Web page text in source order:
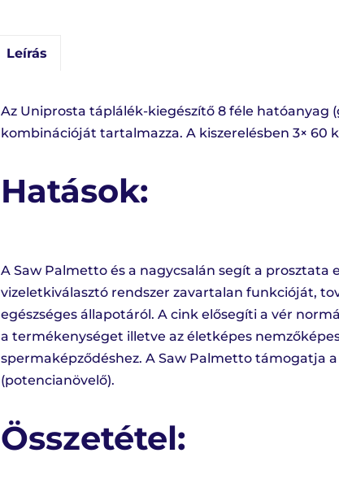
Leírás
Az Uniprosta táplálék-kiegészítő 8 féle hatóanyag
kombinációját tartalmazza. A kiszerelésben 3× 60
Hatások:
A Saw Palmetto és a nagycsalán segít a
vizeletkiválasztó rendszer zavartalan funkcióját,
egészséges állapotáról. A cink elősegíti a vér
a termékenységet illetve az életképes
spermaképződéshez. A Saw Palmetto támogatja
(potencianövelő).
Összetétel: